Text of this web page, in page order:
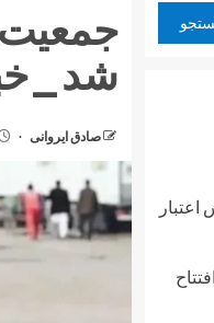
جمعیت
صادق ایروانی